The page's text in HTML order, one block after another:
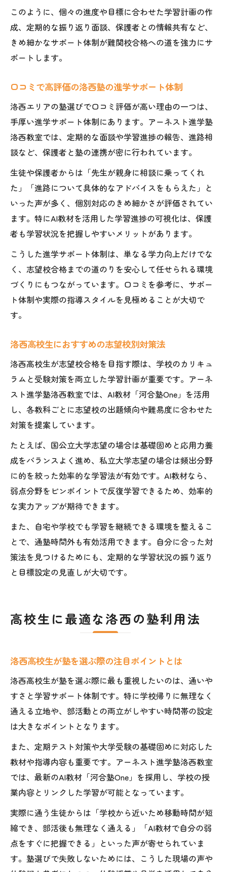
このように、個々の進度や目標に合わせた学習計画の作
成、定期的な振り返り面談、保護者との情報共有など、
きめ細かなサポート体制が難関校合格への道を強力にサ
ポートします。
口コミで高評価の洛西塾の進学サポート体制
洛西エリアの塾選びで口コミ評価が高い理由の一つは、
手厚い進学サポート体制にあります。アーネスト進学塾
洛西教室では、定期的な面談や学習進捗の報告、進路相
談など、保護者と塾の連携が密に行われています。
生徒や保護者からは「先生が親身に相談に乗ってくれ
た」「進路について具体的なアドバイスをもらえた」と
いった声が多く、個別対応のきめ細かさが評価されてい
ます。特にAI教材を活用した学習進捗の可視化は、保護
者も学習状況を把握しやすいメリットがあります。
こうした進学サポート体制は、単なる学力向上だけでな
く、志望校合格までの道のりを安心して任せられる環境
づくりにもつながっています。口コミを参考に、サポー
ト体制や実際の指導スタイルを見極めることが大切で
す。
洛西高校生におすすめの志望校別対策法
洛西高校生が志望校合格を目指す際は、学校のカリキュ
ラムと受験対策を両立した学習計画が重要です。アーネ
スト進学塾洛西教室では、AI教材「河合塾One」を活用
し、各教科ごとに志望校の出題傾向や難易度に合わせた
対策を提案しています。
たとえば、国公立大学志望の場合は基礎固めと応用力養
成をバランスよく進め、私立大学志望の場合は頻出分野
に的を絞った効率的な学習法が有効です。AI教材なら、
弱点分野をピンポイントで反復学習できるため、効率的
な実力アップが期待できます。
また、自宅や学校でも学習を継続できる環境を整えるこ
とで、通塾時間外も有効活用できます。自分に合った対
策法を見つけるためにも、定期的な学習状況の振り返り
と目標設定の見直しが大切です。
高校生に最適な洛西の塾利用法
洛西高校生が塾を選ぶ際の注目ポイントとは
洛西高校生が塾を選ぶ際に最も重視したいのは、通いや
すさと学習サポート体制です。特に学校帰りに無理なく
通える立地や、部活動との両立がしやすい時間帯の設定
は大きなポイントとなります。
また、定期テスト対策や大学受験の基礎固めに対応した
教材や指導内容も重要です。アーネスト進学塾洛西教室
では、最新のAI教材「河合塾One」を採用し、学校の授
業内容とリンクした学習が可能となっています。
実際に通う生徒からは「学校から近いため移動時間が短
縮でき、部活後も無理なく通える」「AI教材で自分の弱
点をすぐに把握できる」といった声が寄せられていま
す。塾選びで失敗しないためには、こうした現場の声や